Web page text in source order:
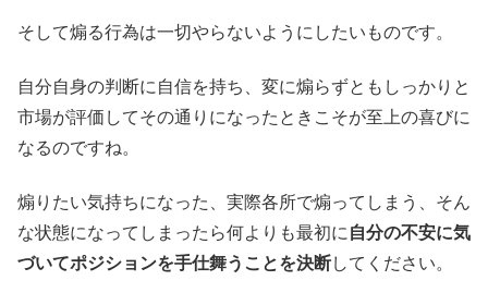
そして煽る行為は一切やらないようにしたいものです。
自分自身の判断に自信を持ち、変に煽らずともしっかりと
市場が評価してその通りになったときこそが至上の喜びに
なるのですね。
煽りたい気持ちになった、実際各所で煽ってしまう、そん
な状態になってしまったら何よりも最初に自分の不安に気
づいてポジションを手仕舞うことを決断してください。